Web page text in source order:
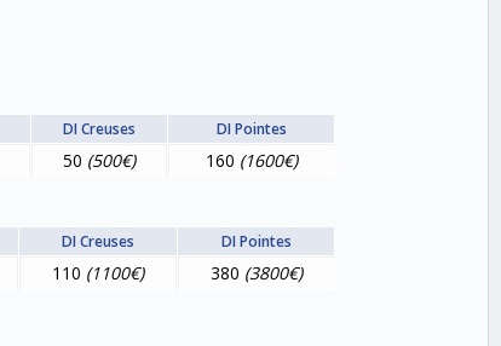
DI Creuses DI Pointes
50 (500€) 160 (1600€)
DI Creuses DI Pointes
110 (1100€) 380 (3800€)